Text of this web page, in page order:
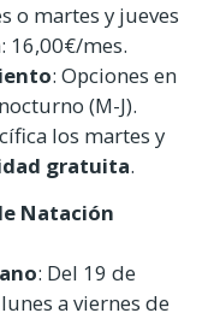
o martes y jueves
16,00€/mes.
: Opciones en
(M-J).
los martes y
gratuita.
Natación
: Del 19 de
a viernes de